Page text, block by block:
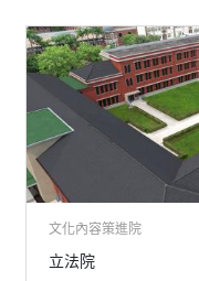
文化內容策進院
立法院